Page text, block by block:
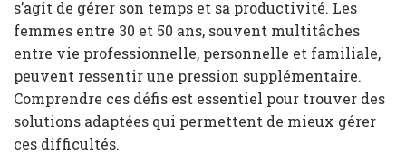
s’agit de gérer son temps et sa productivité. Les
femmes entre 30 et 50 ans, souvent multitâches
entre vie professionnelle, personnelle et familiale,
peuvent ressentir une pression supplémentaire.
Comprendre ces défis est essentiel pour trouver des
solutions adaptées qui permettent de mieux gérer
ces difficultés.